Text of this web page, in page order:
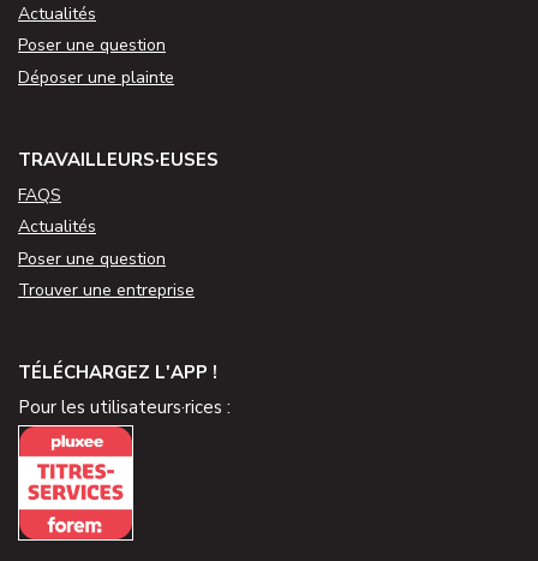
Actualités
Poser une question
Déposer une plainte
TRAVAILLEURS·EUSES
FAQS
Actualités
Poser une question
Trouver une entreprise
TÉLÉCHARGEZ L'APP !
Pour les utilisateurs·rices :